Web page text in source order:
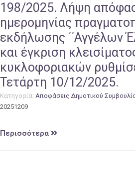
198/2025. Λήψη
ημερομηνίας
εκδήλωσης ΄΄Αγγέλων
και έγκριση
κυκλοφοριακών
Τετάρτη 10/12/2025.
Κατηγορία: Αποφάσεις Δημοτικού
20251209
Περισσότερα